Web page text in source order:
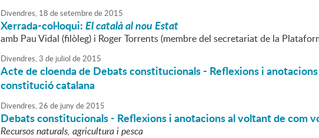
Divendres, 18 desetembrede2015
Xerrada-col·loqui:El català al nou Estat
amb Pau Vidal (filòleg) i Roger Torrents (membre del secretariat de la
Divendres,3 de juliol de2015
Acte de cloenda de Debats constitucionals - Reflexions i
constitució catalana
Divendres,26 de junyde2015
Debats constitucionals - Reflexions i anotacions al voltant de com
Recursos naturals, agricultura i pesca